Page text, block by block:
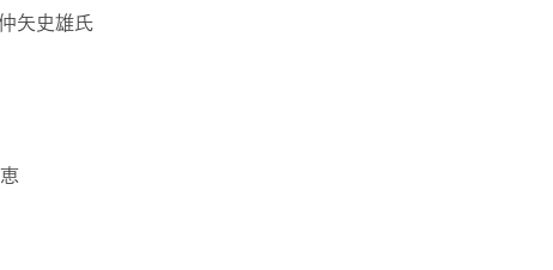
矢史雄氏